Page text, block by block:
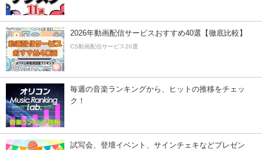
2026年動画配信サービスおすすめ40選【徹底比較】
CS動画配信サービス20選
毎週の音楽ランキングから、ヒットの推移をチェッ
ク！
試写会、登壇イベント、サインチェキなどプレゼン